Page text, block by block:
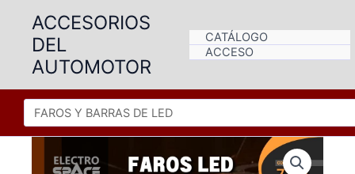
contenido
ACCESORIOS
DEL
AUTOMOTOR
CATÁLOGO
ACCESO